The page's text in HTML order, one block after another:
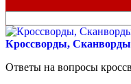
для:
Кроссворды, Сканворды
Ответы на вопросы